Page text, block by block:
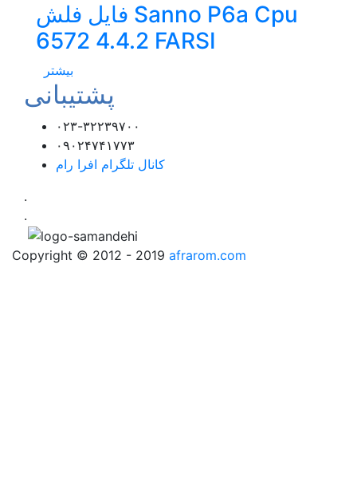
فایل فلش Sanno P6a Cpu
6572 4.4.2 FARSI
بیشتر
پشتیبانی
۰۲۳-۳۲۲۳۹۷۰۰
۰۹۰۲۴۷۴۱۷۷۳
کانال تلگرام افرا رام
.
.
Copyright © 2012 - 2019 afrarom.com